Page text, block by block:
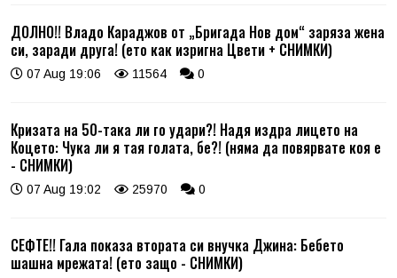
ДОЛНО!! Владо Караджов от „Бригада Нов дом“ заряза жена
си, заради друга! (ето как изригна Цвети + СНИМКИ)
07 Aug 19:06 11564 0
Кризата на 50-така ли го удари?! Надя издра лицето на
Коцето: Чука ли я тая голата, бе?! (няма да повярвате коя е
- СНИМКИ)
07 Aug 19:02 25970 0
СЕФТЕ!! Гала показа втората си внучка Джина: Бебето
шашна мрежата! (ето защо - СНИМКИ)